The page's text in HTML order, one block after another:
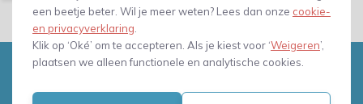
een beetje beter. Wil je meer weten? Lees dan onze cookie-
en privacyverklaring
Klik op ‘Oké’ om te accepteren. Als je kiest voor ‘Weigeren’,
plaatsen we alleen functionele en analytische cookies.
Neem gerust contact met ons